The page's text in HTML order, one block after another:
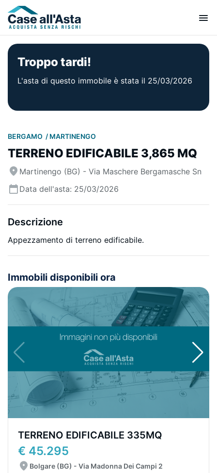
Troppo tardi!
L'asta di questo immobile è stata il 25/03/2026
BERGAMO MARTINENGO
TERRENO EDIFICABILE 3,865 MQ
Martinengo (BG) - Via Maschere Bergamasche Sn
Data dell'asta: 25/03/2026
Descrizione
Appezzamento di terreno edificabile.
Immobili disponibili ora
TERRENO EDIFICABILE 335MQ
€ 45.295
Bolgare (BG) - Via Madonna Dei Campi 2